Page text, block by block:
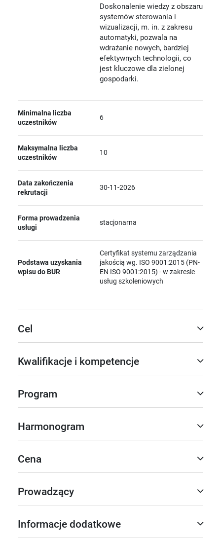
Doskonalenie wiedzy z obszaru
systemów sterowania i
wizualizacji, m. in. z zakresu
automatyki, pozwala na
wdrażanie nowych, bardziej
efektywnych technologii, co
jest kluczowe dla zielonej
gospodarki.
Minimalna liczba
uczestników
6
Maksymalna liczba
uczestników
10
Data zakończenia
rekrutacji
30-11-2026
Forma prowadzenia
usługi
stacjonarna
Podstawa uzyskania
wpisu do BUR
Certyfikat systemu zarządzania
jakością wg. ISO 9001:2015 (PN-
EN ISO 9001:2015) - w zakresie
usług szkoleniowych
Cel
Kwalifikacje i kompetencje
Program
Harmonogram
Cena
Prowadzący
Informacje dodatkowe